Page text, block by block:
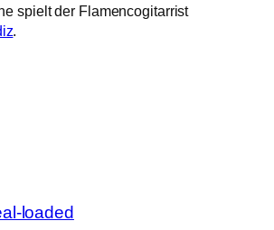
spielt der Flamencogitarrist
.